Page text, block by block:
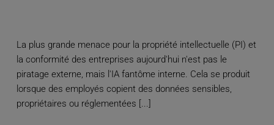
La plus grande menace pour la propriété intellectuelle (PI) et
la conformité des entreprises aujourd'hui n'est pas le
piratage externe, mais l'IA fantôme interne. Cela se produit
lorsque des employés copient des données sensibles,
propriétaires ou réglementées [...]